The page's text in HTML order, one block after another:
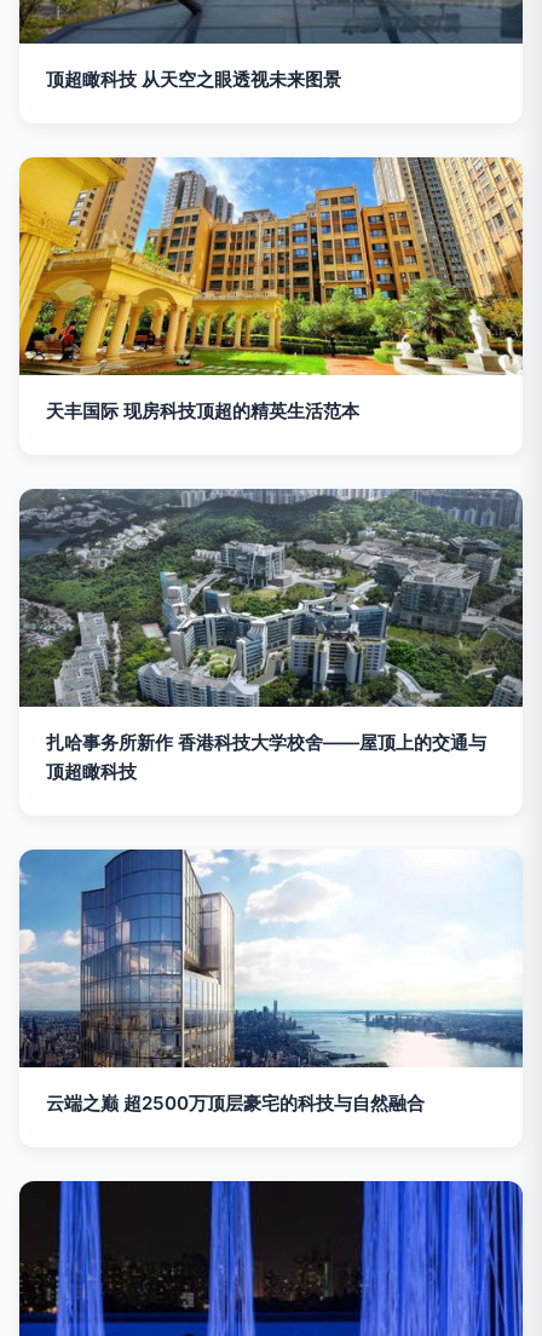
顶超瞰科技 从天空之眼透视未来图景
天丰国际 现房科技顶超的精英生活范本
扎哈事务所新作 香港科技大学校舍——屋顶上的交通与
顶超瞰科技
云端之巅 超2500万顶层豪宅的科技与自然融合